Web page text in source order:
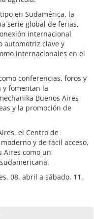
en Sudamérica, la
serie global de ferias,
internacional
automotriz clave y
internacionales en el
conferencias, foros y
y fomentan la
Buenos Aires
y la promoción de
el Centro de
y de fácil acceso,
Aires como un
08. abril a sábado, 11.